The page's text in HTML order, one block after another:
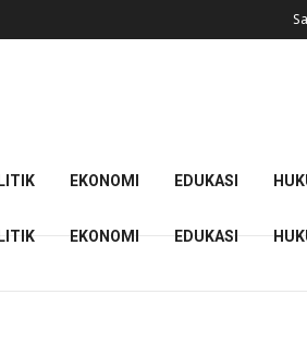
EKONOMI EDUKASI
EKONOMI EDUKASI